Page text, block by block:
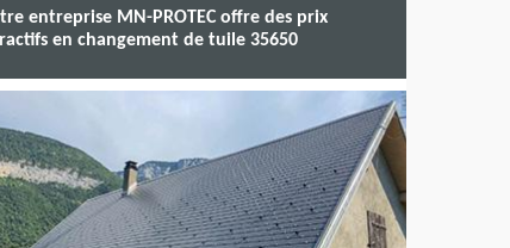
entreprise MN-PROTEC offre des prix
en changement de tuile 35650